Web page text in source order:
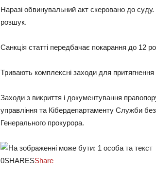
Наразі обвинувальний акт скеровано до
розшук.
Санкція статті передбачає покарання до 12
Тривають комплексні заходи для притягнення
Заходи з викриття і документування
управління та Кібердепартаменту Служби
Генерального прокурора.
0SHARESShare